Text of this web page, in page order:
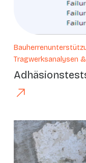
Tragwerksanalysen